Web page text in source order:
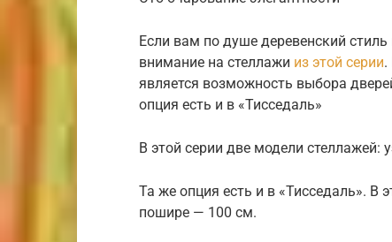
Если вам по душе деревенский
внимание на стеллажи из этой серии.
является возможность выбора
опция есть и в «Тисседаль»
В этой серии две модели
Та же опция есть и в «Тисседаль». В
пошире — 100 см.